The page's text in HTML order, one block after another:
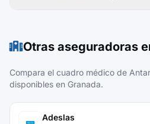
Otras aseguradoras
Compara el cuadro médico de
disponibles en Granada.
Adeslas